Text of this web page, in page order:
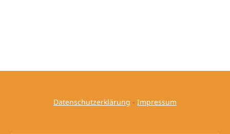
Datenschutzerklärung - Impressum